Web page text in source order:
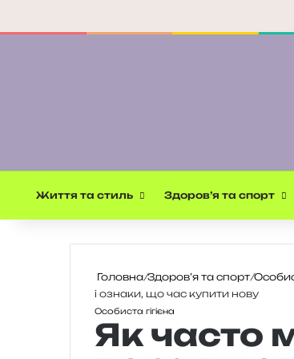
Життя та стиль Здоров’я та спорт
Головна/Здоров’я та спорт/
і ознаки, що час купити нову
Особиста гігієна
Як часто